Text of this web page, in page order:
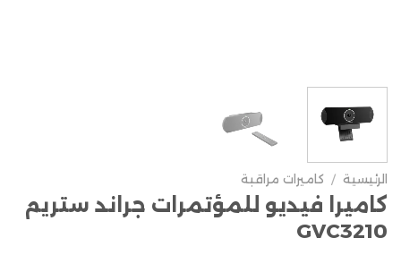
الرئيسية / كاميرات مراقبة
كاميرا فيديو للمؤتمرات جراند ستريم
GVC3210